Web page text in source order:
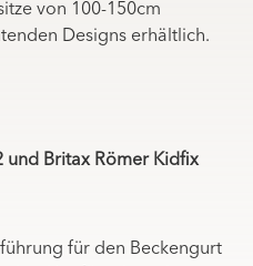
von 100-150cm
Designs erhältlich.
und Britax Römer Kidfix
für den Beckengurt